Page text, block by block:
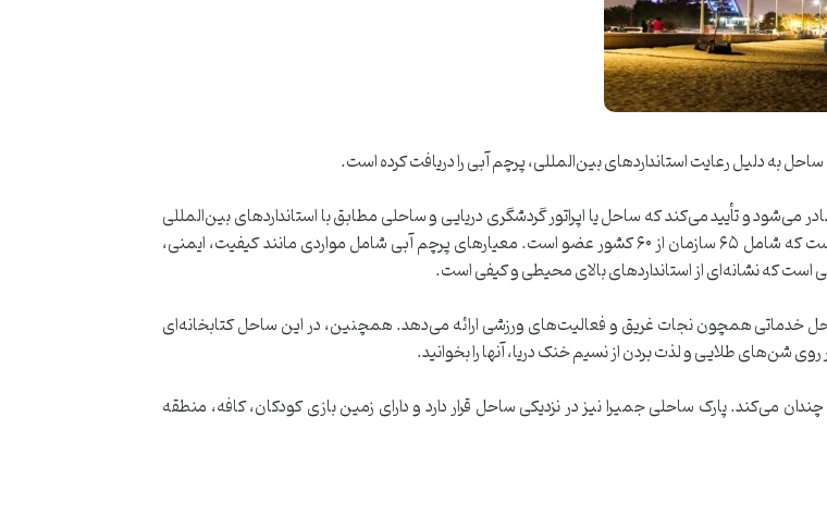
به دلیل رعایت استانداردهای بین‌المللی، پرچم آبی را دریافت کرده است.
و تأیید می‌کند که ساحل یا اپراتور گردشگری دریایی و ساحلی مطابق با استانداردهای بین‌المللی
محیط زیستی عمل می‌کند. پرچم آبی یک سازمان غیر دولتی غیر انتفاعی است که شامل ۶۵ سازمان از ۶۰ کشور عضو است. معیارهای پرچم آبی شامل مواردی مانند کیفیت، ایمنی،
که نشانه‌ای از استانداردهای بالای محیطی و کیفی است.
خدماتی همچون نجات غریق و فعالیت‌های ورزشی ارائه می‌دهد. همچنین، در این ساحل کتابخانه‌ای
شن‌های طلایی و لذت بردن از نسیم خنک دریا، آنها را بخوانید.
می‌کند. پارک ساحلی جمیرا نیز در نزدیکی ساحل قرار دارد و دارای زمین بازی کودکان، کافه، منطقه